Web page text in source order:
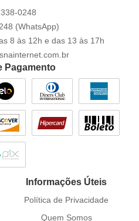
0248
(WhatsApp)
8 às 12h e das 13 às 17h
Pagamento
Informações Úteis
Política de Privacidade
Quem Somos